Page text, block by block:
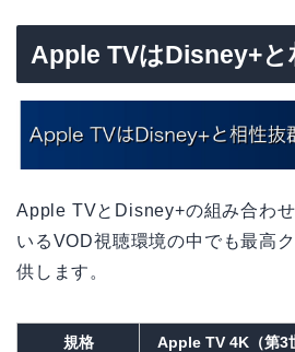
Apple TVはDisney+と
Apple TVとDisney+の組み合わ
いるVOD視聴環境の中でも最高
供します。
規格 Apple TV 4K（第3